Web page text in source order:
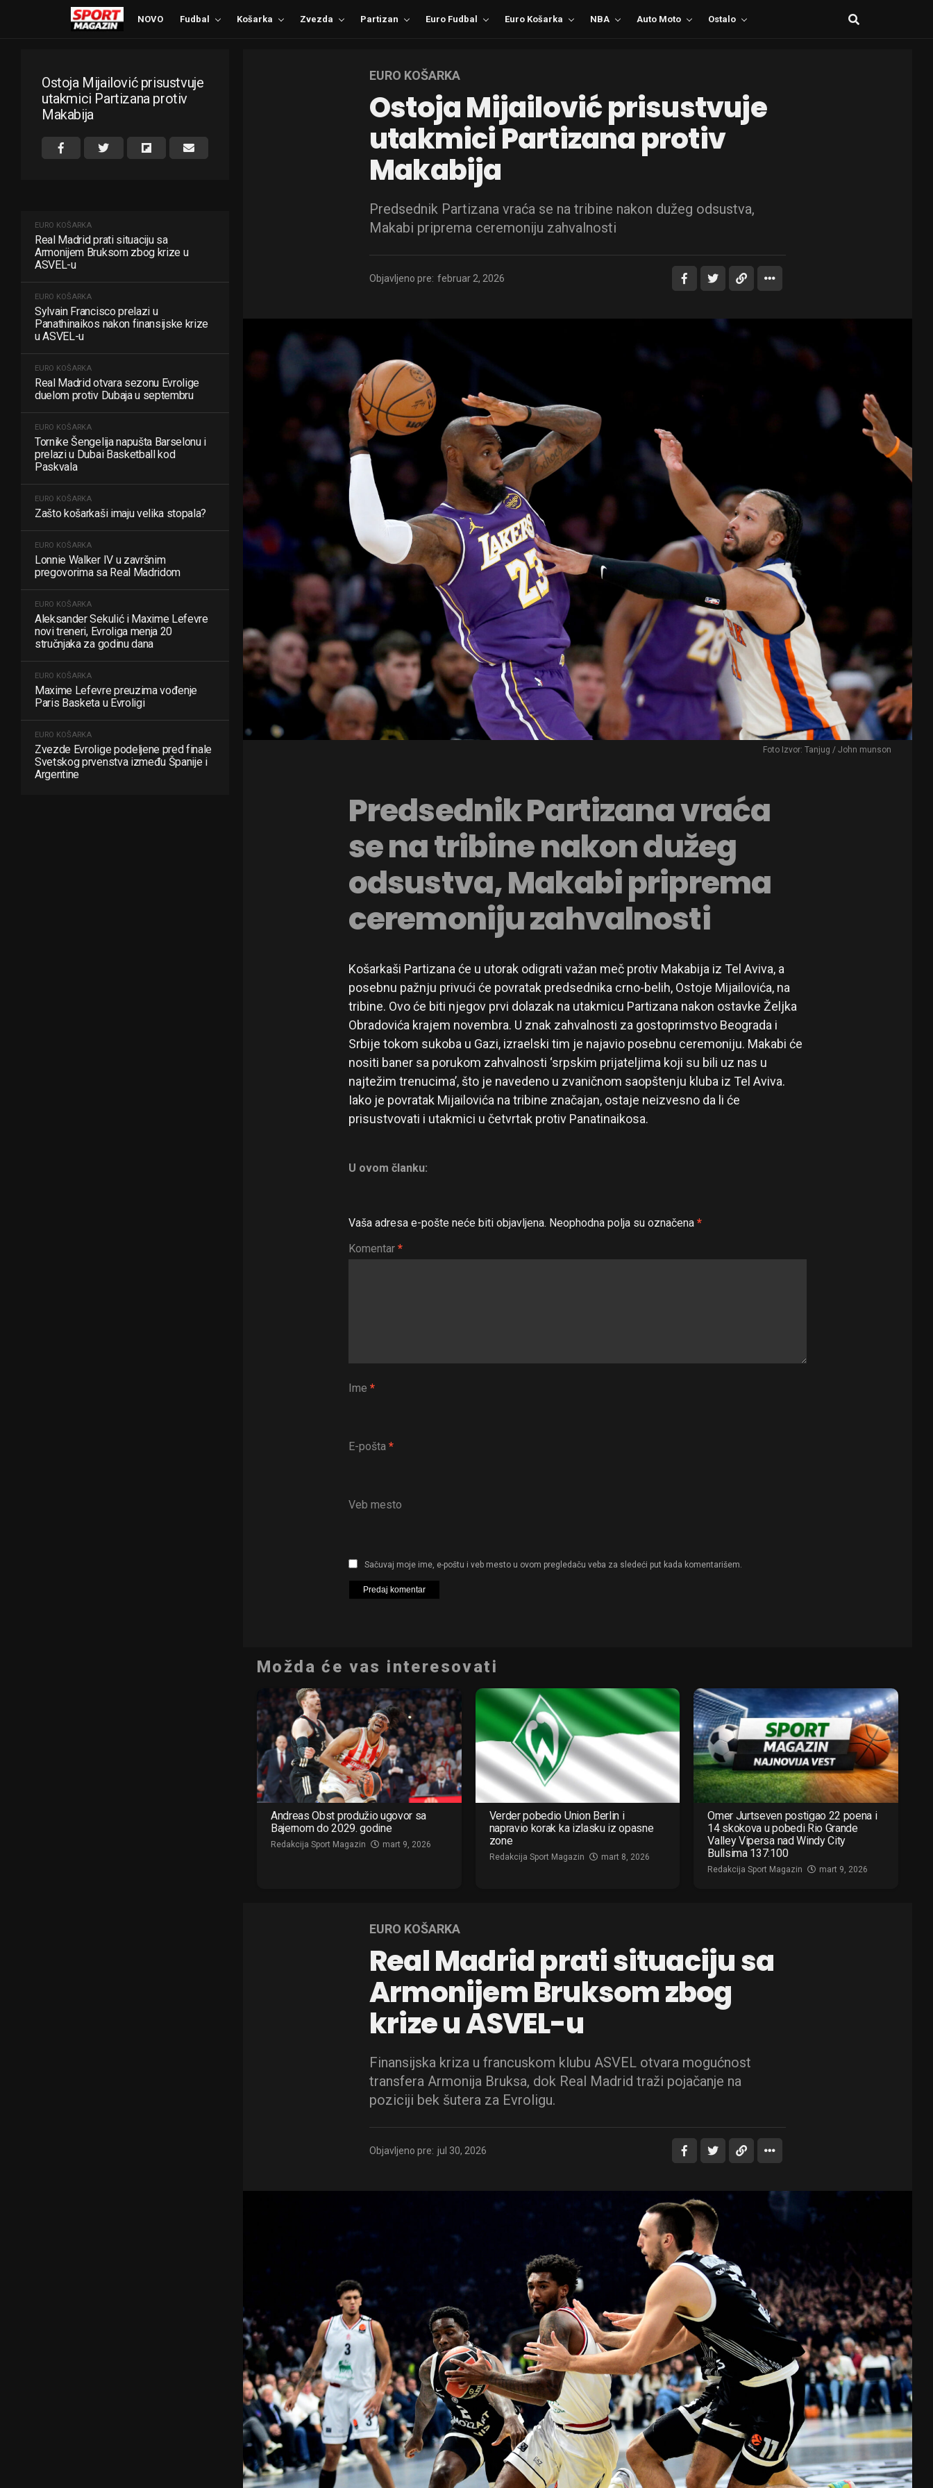
NOVO Fudbal Košarka Zvezda Partizan Euro Fudbal Euro Košarka NBA Auto Moto Ostalo
Ostoja Mijailović prisustvuje
utakmici Partizana protiv
Makabija
EURO KOŠARKA
Real Madrid prati situaciju sa
Armonijem Bruksom zbog krize u
ASVEL-u
EURO KOŠARKA
Sylvain Francisco prelazi u
Panathinaikos nakon finansijske krize
u ASVEL-u
EURO KOŠARKA
Real Madrid otvara sezonu Evrolige
duelom protiv Dubaja u septembru
EURO KOŠARKA
Tornike Šengelija napušta Barselonu i
prelazi u Dubai Basketball kod
Paskvala
EURO KOŠARKA
Zašto košarkaši imaju velika stopala?
EURO KOŠARKA
Lonnie Walker IV u završnim
pregovorima sa Real Madridom
EURO KOŠARKA
Aleksander Sekulić i Maxime Lefevre
novi treneri, Evroliga menja 20
stručnjaka za godinu dana
EURO KOŠARKA
Maxime Lefevre preuzima vođenje
Paris Basketa u Evroligi
EURO KOŠARKA
Zvezde Evrolige podeljene pred finale
Svetskog prvenstva između Španije i
Argentine
EURO KOŠARKA
Ostoja Mijailović prisustvuje
utakmici Partizana protiv
Makabija
Predsednik Partizana vraća se na tribine nakon dužeg odsustva,
Makabi priprema ceremoniju zahvalnosti
Objavljeno pre: februar 2, 2026
Foto Izvor: Tanjug / John munson
Predsednik Partizana vraća
se na tribine nakon dužeg
odsustva, Makabi priprema
ceremoniju zahvalnosti
Košarkaši Partizana će u utorak odigrati važan meč protiv Makabija iz Tel Aviva, a
posebnu pažnju privući će povratak predsednika crno-belih, Ostoje Mijailovića, na
tribine. Ovo će biti njegov prvi dolazak na utakmicu Partizana nakon ostavke Željka
Obradovića krajem novembra. U znak zahvalnosti za gostoprimstvo Beograda i
Srbije tokom sukoba u Gazi, izraelski tim je najavio posebnu ceremoniju. Makabi će
nositi baner sa porukom zahvalnosti ‘srpskim prijateljima koji su bili uz nas u
najtežim trenucima’, što je navedeno u zvaničnom saopštenju kluba iz Tel Aviva.
Iako je povratak Mijailovića na tribine značajan, ostaje neizvesno da li će
prisustvovati i utakmici u četvrtak protiv Panatinaikosa.
U ovom članku:
Vaša adresa e-pošte neće biti objavljena. Neophodna polja su označena *
Komentar *
Ime *
E-pošta *
Veb mesto
Sačuvaj moje ime, e-poštu i veb mesto u ovom pregledaču veba za sledeći put kada komentarišem.
Možda će vas interesovati
Andreas Obst produžio ugovor sa
Bajernom do 2029. godine
Redakcija Sport Magazin mart 9, 2026
Verder pobedio Union Berlin i
napravio korak ka izlasku iz opasne
zone
Redakcija Sport Magazin mart 8, 2026
Omer Jurtseven postigao 22 poena i
14 skokova u pobedi Rio Grande
Valley Vipersa nad Windy City
Bullsima 137:100
Redakcija Sport Magazin mart 9, 2026
EURO KOŠARKA
Real Madrid prati situaciju sa
Armonijem Bruksom zbog
krize u ASVEL-u
Finansijska kriza u francuskom klubu ASVEL otvara mogućnost
transfera Armonija Bruksa, dok Real Madrid traži pojačanje na
poziciji bek šutera za Evroligu.
Objavljeno pre: jul 30, 2026
Flipboard